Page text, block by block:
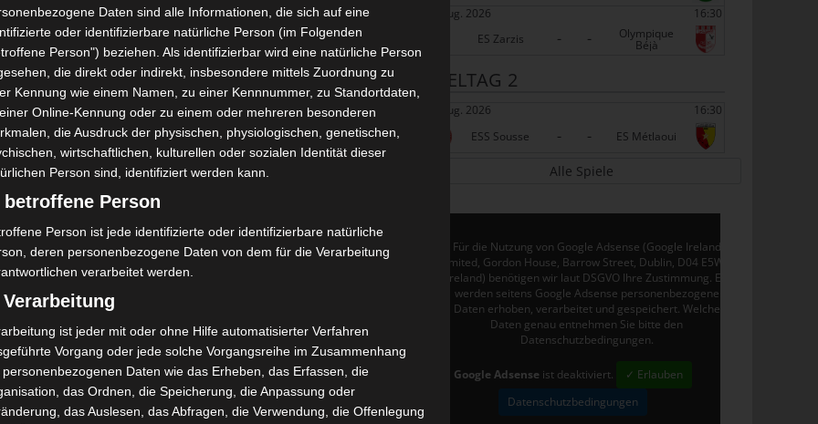
bei ES Tunis (Video)
Sportive de Tunis,EST, Nassim Ben Khalifa,Neuverpflichtungen
dass der tunesisch-schweizerische Stürmer Nassim Ben
22 Aug. 2026
16:30
ES Zarzis
- - Olympique
Béjà
SPIELTAG 2
29 Aug. 2026
16:30
ESS Sousse
- - ES Métlaoui
Alle Spiele
Für die Nutzung von Google Adsense (Google Ireland
Limited, Gordon House, Barrow Street, Dublin, D04 E5W5,
Ireland) benötigen wir laut DSGVO Ihre Zustimmung. Es
werden seitens Google Adsense personenbezogene
Daten erhoben, verarbeitet und gespeichert. Welche
Daten genau entnehmen Sie bitte den
Datenschutzbedingungen.
Google Adsense ist deaktiviert.
✓ Erlauben
Datenschutzbedingungen
Daten sind alle Informationen, die sich auf eine
oder identifizierbare natürliche Person (im Folgenden
Person") beziehen. Als identifizierbar wird eine natürliche Person
die direkt oder indirekt, insbesondere mittels Zuordnung zu
Kennung wie einem Namen, zu einer Kennnummer, zu Standortdaten,
Online-Kennung oder zu einem oder mehreren besonderen
die Ausdruck der physischen, physiologischen, genetischen,
wirtschaftlichen, kulturellen oder sozialen Identität dieser
Person sind, identifiziert werden kann.
betroffene Person
Person ist jede identifizierte oder identifizierbare natürliche
deren personenbezogene Daten von dem für die Verarbeitung
verarbeitet werden.
ist jeder mit oder ohne Hilfe automatisierter Verfahren
Vorgang oder jede solche Vorgangsreihe im Zusammenhang
personenbezogenen Daten wie das Erheben, das Erfassen, die
das Ordnen, die Speicherung, die Anpassung oder
das Auslesen, das Abfragen, die Verwendung, die Offenlegung